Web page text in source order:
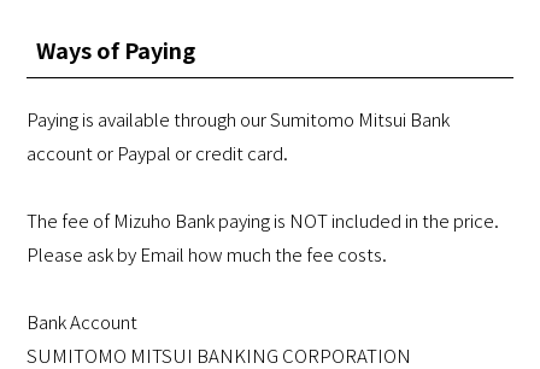
Ways of Paying
Paying is available through our Sumitomo Mitsui Bank
account or Paypal or credit card.
The fee of Mizuho Bank paying is NOT included in the price.
Please ask by Email how much the fee costs.
Bank Account
SUMITOMO MITSUI BANKING CORPORATION